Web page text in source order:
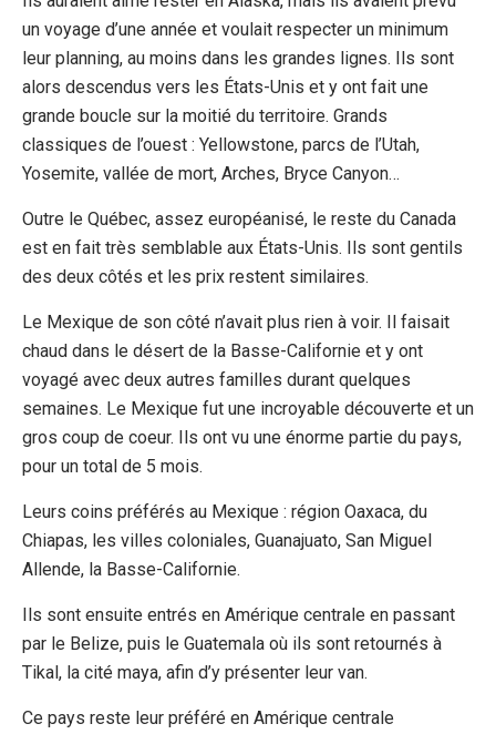
un voyage d’une année et voulait respecter un minimum
leur planning, au moins dans les grandes lignes. Ils sont
alors descendus vers les États-Unis et y ont fait une
grande boucle sur la moitié du territoire. Grands
classiques de l’ouest : Yellowstone, parcs de l’Utah,
Yosemite, vallée de mort, Arches, Bryce Canyon…
Outre le Québec, assez européanisé, le reste du Canada
est en fait très semblable aux États-Unis. Ils sont gentils
des deux côtés et les prix restent similaires.
Le Mexique de son côté n’avait plus rien à voir. Il faisait
chaud dans le désert de la Basse-Californie et y ont
voyagé avec deux autres familles durant quelques
semaines. Le Mexique fut une incroyable découverte et un
gros coup de coeur. Ils ont vu une énorme partie du pays,
pour un total de 5 mois.
Leurs coins préférés au Mexique : région Oaxaca, du
Chiapas, les villes coloniales, Guanajuato, San Miguel
Allende, la Basse-Californie.
Ils sont ensuite entrés en Amérique centrale en passant
par le Belize, puis le Guatemala où ils sont retournés à
Tikal, la cité maya, afin d’y présenter leur van.
Ce pays reste leur préféré en Amérique centrale